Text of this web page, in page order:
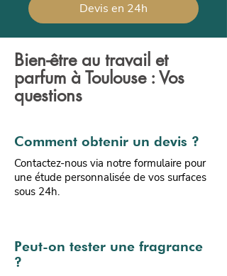
Devis en 24h
Bien-être au travail et
parfum à Toulouse : Vos
questions
Comment obtenir un devis ?
Contactez-nous via notre formulaire pour
une étude personnalisée de vos surfaces
sous 24h.
Peut-on tester une fragrance
?